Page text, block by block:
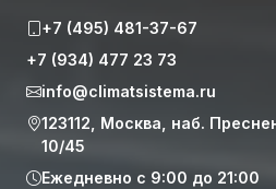
+7 (495) 481-37-67
+7 (934) 477 23 73
info@climatsistema.ru
123112, Москва, наб.
10/45
Ежедневно с 9:00 до 21:00